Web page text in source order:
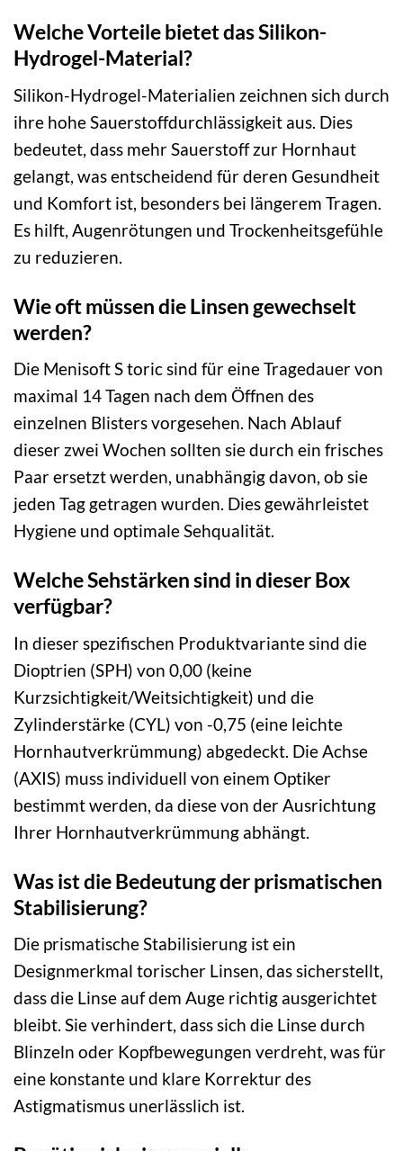
Welche Vorteile bietet das Silikon-
Hydrogel-Material?
Silikon-Hydrogel-Materialien zeichnen sich durch
ihre hohe Sauerstoffdurchlässigkeit aus. Dies
bedeutet, dass mehr Sauerstoff zur Hornhaut
gelangt, was entscheidend für deren Gesundheit
und Komfort ist, besonders bei längerem Tragen.
Es hilft, Augenrötungen und Trockenheitsgefühle
zu reduzieren.
Wie oft müssen die Linsen gewechselt
werden?
Die Menisoft S toric sind für eine Tragedauer von
maximal 14 Tagen nach dem Öffnen des
einzelnen Blisters vorgesehen. Nach Ablauf
dieser zwei Wochen sollten sie durch ein frisches
Paar ersetzt werden, unabhängig davon, ob sie
jeden Tag getragen wurden. Dies gewährleistet
Hygiene und optimale Sehqualität.
Welche Sehstärken sind in dieser Box
verfügbar?
In dieser spezifischen Produktvariante sind die
Dioptrien (SPH) von 0,00 (keine
Kurzsichtigkeit/Weitsichtigkeit) und die
Zylinderstärke (CYL) von -0,75 (eine leichte
Hornhautverkrümmung) abgedeckt. Die Achse
(AXIS) muss individuell von einem Optiker
bestimmt werden, da diese von der Ausrichtung
Ihrer Hornhautverkrümmung abhängt.
Was ist die Bedeutung der prismatischen
Stabilisierung?
Die prismatische Stabilisierung ist ein
Designmerkmal torischer Linsen, das sicherstellt,
dass die Linse auf dem Auge richtig ausgerichtet
bleibt. Sie verhindert, dass sich die Linse durch
Blinzeln oder Kopfbewegungen verdreht, was für
eine konstante und klare Korrektur des
Astigmatismus unerlässlich ist.